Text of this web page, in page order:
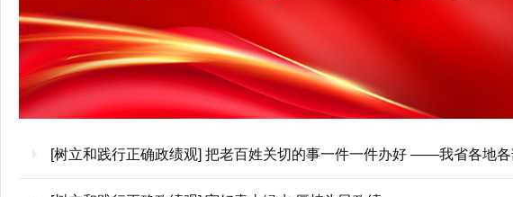
[树立和践行正确政绩观] 把老百姓关切的事一件一件办好 ——我省各地